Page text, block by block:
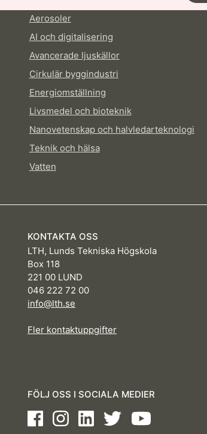
Aerosoler
AI och digitalisering
Avancerade ljuskällor
Cirkulär byggindustri
Energiomställning
Livsmedel och bioteknik
Nanovetenskap och halvledarteknologi
Teknik och hälsa
Vatten
KONTAKTA OSS
LTH, Lunds Tekniska Högskola
Box 118
221 00 LUND
046 222 72 00
info@lth.se
Fler kontaktuppgifter
FÖLJ OSS I SOCIALA MEDIER
FacebookInstagramLinkedInTwitterYoutube